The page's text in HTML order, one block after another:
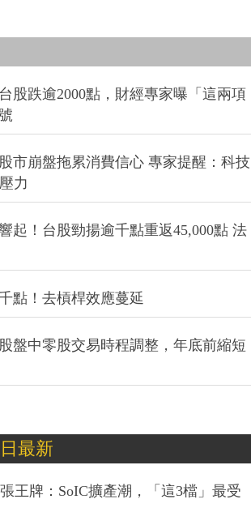
股跌逾2000點，財經專家曝「這兩項
市崩盤拖累消費信心 專家提醒：科技
力
起！台股勁揚逾千點重返45,000點 法
點！去槓桿效應蔓延
盤中零股交易時程調整，年底前縮短
最新
王牌：SoIC擴產潮，「這3檔」最受